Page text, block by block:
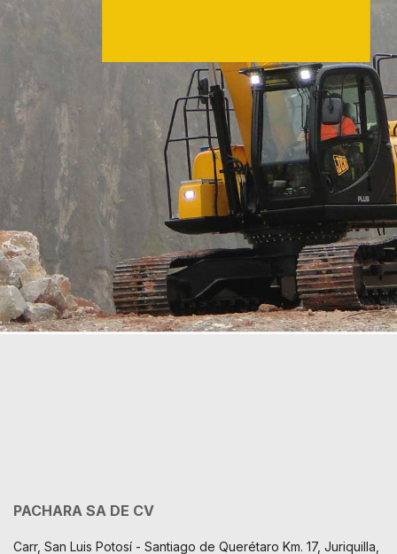
PACHARA SA DE CV
Carr, San Luis Potosí - Santiago de Querétaro Km. 17, Juriquilla,